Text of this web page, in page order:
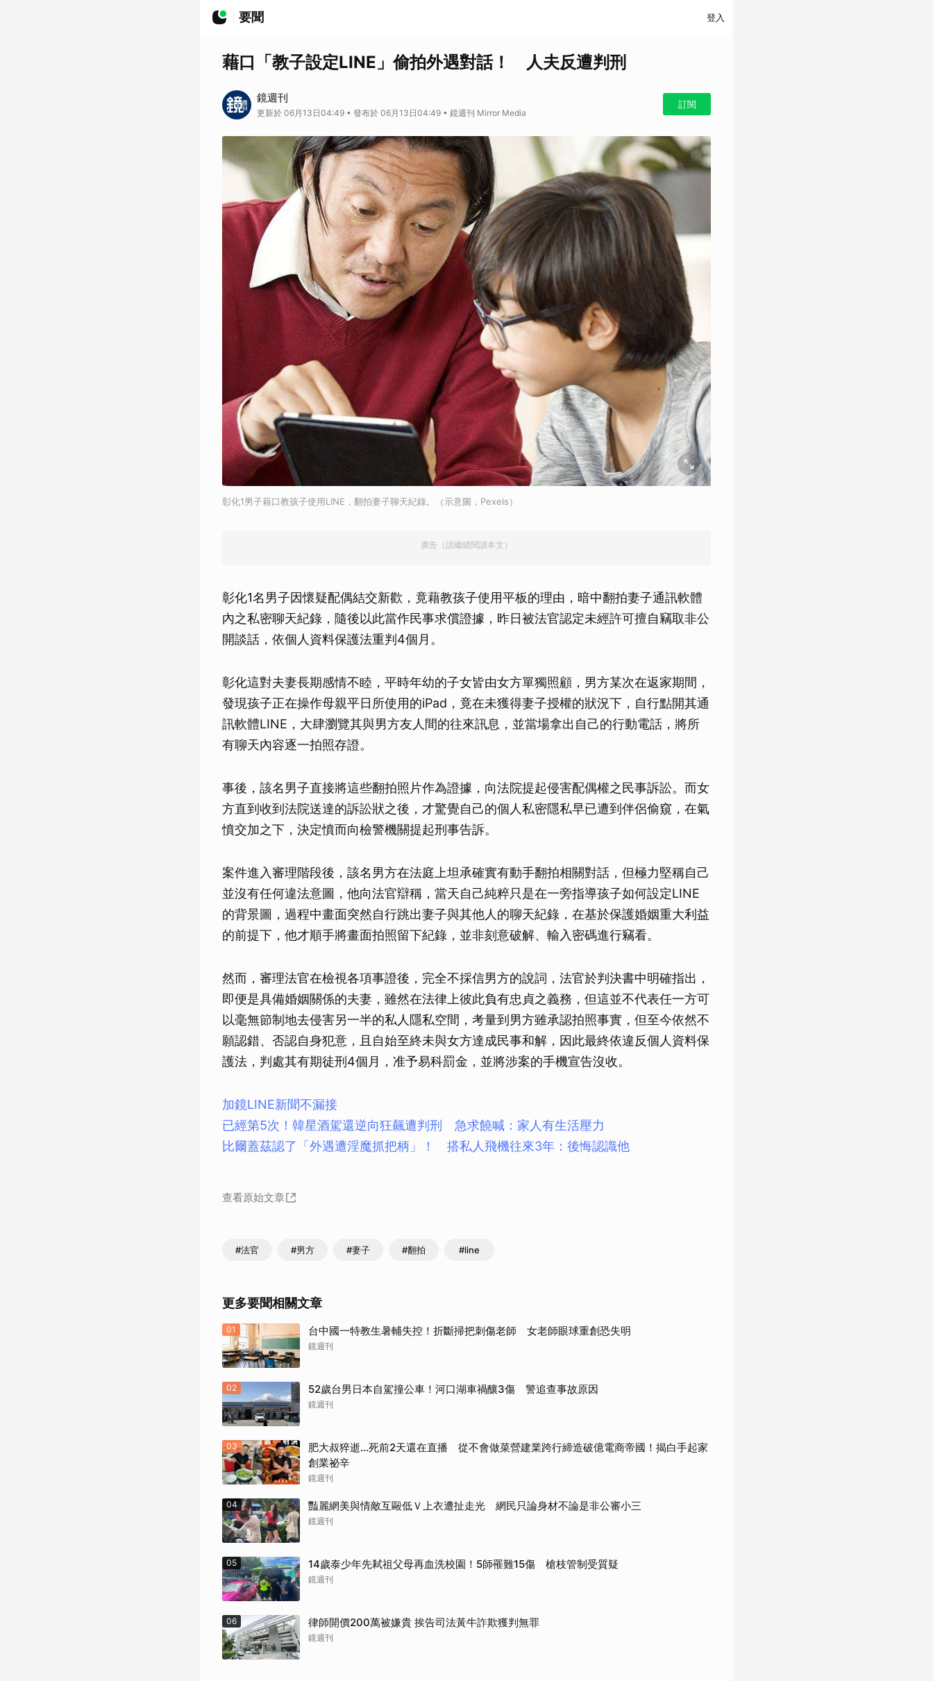
要聞 登入
藉口「教子設定LINE」偷拍外遇對話！ 人夫反遭判刑
鏡週刊
更新於 06月13日04:49 • 發布於 06月13日04:49 • 鏡週刊 Mirror Media
訂閱
彰化1男子藉口教孩子使用LINE，翻拍妻子聊天紀錄。（示意圖，Pexels）
廣告（請繼續閱讀本文）
彰化1名男子因懷疑配偶結交新歡，竟藉教孩子使用平板的理由，暗中翻拍妻子通訊軟體
內之私密聊天紀錄，隨後以此當作民事求償證據，昨日被法官認定未經許可擅自竊取非公
開談話，依個人資料保護法重判4個月。
彰化這對夫妻長期感情不睦，平時年幼的子女皆由女方單獨照顧，男方某次在返家期間，
發現孩子正在操作母親平日所使用的iPad，竟在未獲得妻子授權的狀況下，自行點開其通
訊軟體LINE，大肆瀏覽其與男方友人間的往來訊息，並當場拿出自己的行動電話，將所
有聊天內容逐一拍照存證。
事後，該名男子直接將這些翻拍照片作為證據，向法院提起侵害配偶權之民事訴訟。而女
方直到收到法院送達的訴訟狀之後，才驚覺自己的個人私密隱私早已遭到伴侶偷窺，在氣
憤交加之下，決定憤而向檢警機關提起刑事告訴。
案件進入審理階段後，該名男方在法庭上坦承確實有動手翻拍相關對話，但極力堅稱自己
並沒有任何違法意圖，他向法官辯稱，當天自己純粹只是在一旁指導孩子如何設定LINE
的背景圖，過程中畫面突然自行跳出妻子與其他人的聊天紀錄，在基於保護婚姻重大利益
的前提下，他才順手將畫面拍照留下紀錄，並非刻意破解、輸入密碼進行竊看。
然而，審理法官在檢視各項事證後，完全不採信男方的說詞，法官於判決書中明確指出，
即便是具備婚姻關係的夫妻，雖然在法律上彼此負有忠貞之義務，但這並不代表任一方可
以毫無節制地去侵害另一半的私人隱私空間，考量到男方雖承認拍照事實，但至今依然不
願認錯、否認自身犯意，且自始至終未與女方達成民事和解，因此最終依違反個人資料保
護法，判處其有期徒刑4個月，准予易科罰金，並將涉案的手機宣告沒收。
加鏡LINE新聞不漏接
已經第5次！韓星酒駕還逆向狂飆遭判刑 急求饒喊：家人有生活壓力
比爾蓋茲認了「外遇遭淫魔抓把柄」！ 搭私人飛機往來3年：後悔認識他
查看原始文章
#法官 #男方 #妻子 #翻拍 #line
更多要聞相關文章
01 台中國一特教生暑輔失控！折斷掃把刺傷老師 女老師眼球重創恐失明
鏡週刊
02 52歲台男日本自駕撞公車！河口湖車禍釀3傷 警追查事故原因
鏡週刊
03
肥大叔猝逝...死前2天還在直播 從不會做菜營建業跨行締造破億電商帝國！揭白手起家
創業祕辛
鏡週刊
04 豔麗網美與情敵互毆低Ｖ上衣遭扯走光 網民只論身材不論是非公審小三
鏡週刊
05 14歲泰少年先弒祖父母再血洗校園！5師罹難15傷 槍枝管制受質疑
鏡週刊
06 律師開價200萬被嫌貴 挨告司法黃牛詐欺獲判無罪
鏡週刊
取消